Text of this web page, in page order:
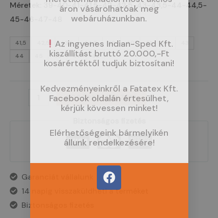
Méretek: 39-40-41-41,5-42-42,5-43-43,5-44-44,5-
45-46-47-48
41,5 43,5 44,5 39 40 41 42
44
46 47 48
KOSÁRBA TESZEM
Garanciát vállalunk
14 napig visszaküldheti a terméket
Biztonságos fizetés
áron vásárolhatóak meg
webáruházunkban.
Az ingyenes Indian-Sped Kft.
kiszállítást bruttó 20.000,-Ft
kosárértéktől tudjuk biztosítani!
Kedvezményeinkről a Fatatex Kft.
Facebook oldalán értesülhet,
kérjük kövessen minket!
Elérhetőségeink bármelyikén
állunk rendelkezésére!
F
a
c